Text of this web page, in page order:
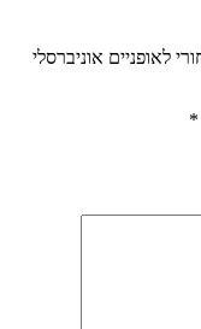
לאופניים אוניברסלי
*